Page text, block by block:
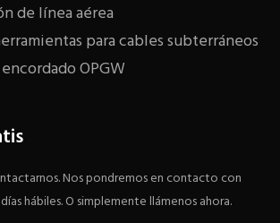
de línea aérea
para cables subterráneos
OPGW
Nos pondremos en contacto con
hábiles. O simplemente llámenos ahora.